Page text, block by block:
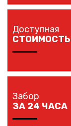
Мы
объект в вашем
собственным
Доступная
СТОИМОСТЬ
решений по
Забор
ЗА 24 ЧАСА